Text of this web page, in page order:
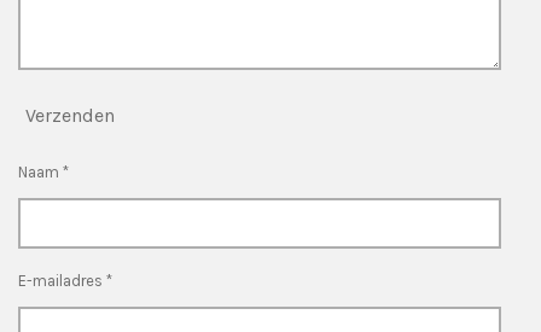
Verzenden
Naam *
E-mailadres *